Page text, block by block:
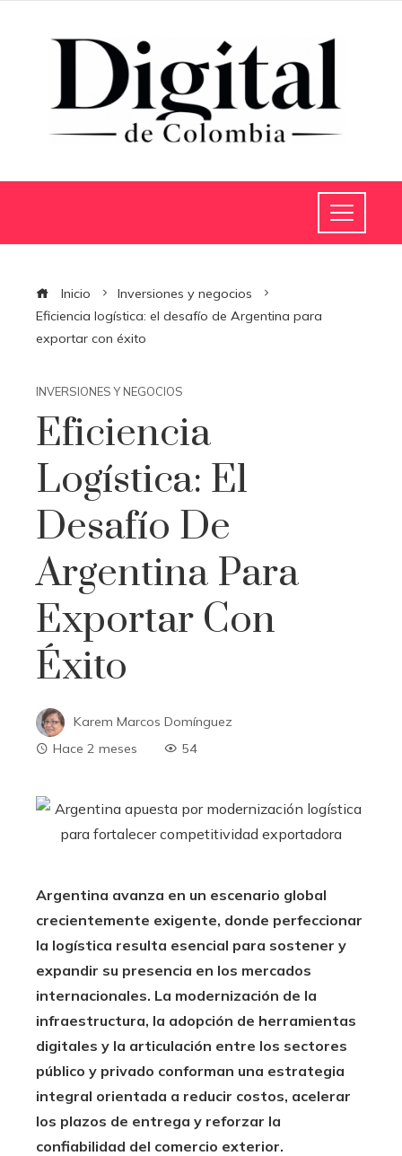
Inicio
Inversiones y negocios
Eficiencia logística: el desafío de Argentina para
exportar con éxito
INVERSIONES Y NEGOCIOS
Eficiencia
Logística: El
Desafío De
Argentina Para
Exportar Con
Éxito
Karem Marcos Domínguez
Hace 2 meses
54
Argentina avanza en un escenario global
crecientemente exigente, donde perfeccionar
la logística resulta esencial para sostener y
expandir su presencia en los mercados
internacionales. La modernización de la
infraestructura, la adopción de herramientas
digitales y la articulación entre los sectores
público y privado conforman una estrategia
integral orientada a reducir costos, acelerar
los plazos de entrega y reforzar la
confiabilidad del comercio exterior.